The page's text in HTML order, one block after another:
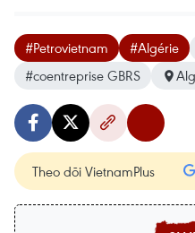
#Petrovietnam #Algérie
#coentreprise GBRS
Theo dõi VietnamPlus